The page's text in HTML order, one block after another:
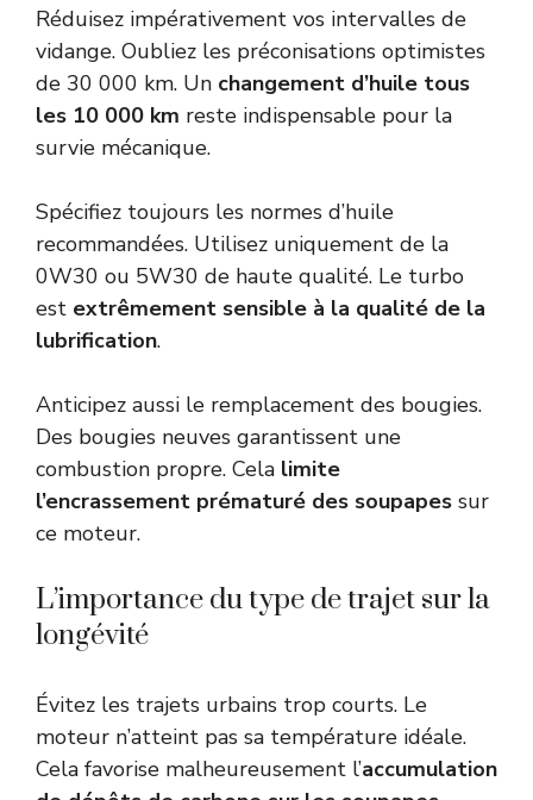
Réduisez impérativement vos intervalles de
vidange. Oubliez les préconisations optimistes
de 30 000 km. Un changement d’huile tous
les 10 000 km reste indispensable pour la
survie mécanique.
Spécifiez toujours les normes d’huile
recommandées. Utilisez uniquement de la
0W30 ou 5W30 de haute qualité. Le turbo
est extrêmement sensible à la qualité de la
lubrification.
Anticipez aussi le remplacement des bougies.
Des bougies neuves garantissent une
combustion propre. Cela limite
l’encrassement prématuré des soupapes sur
ce moteur.
L’importance du type de trajet sur la
longévité
Évitez les trajets urbains trop courts. Le
moteur n’atteint pas sa température idéale.
Cela favorise malheureusement l’accumulation